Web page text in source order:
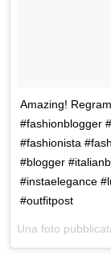
Amazing!
#fashionblogger
#fashionista
#blogger
#instaelegance
#outfitpost